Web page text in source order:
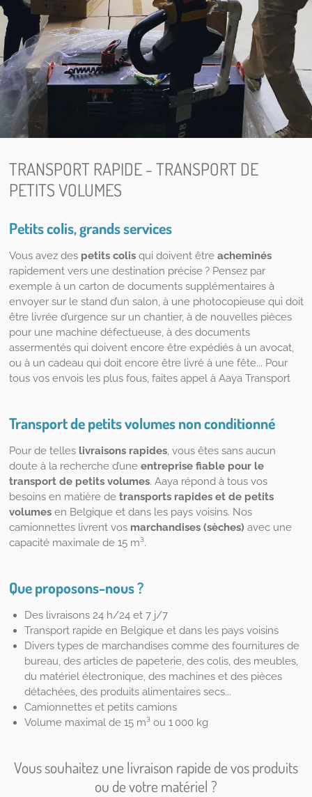
TRANSPORT RAPIDE - TRANSPORT DE
PETITS VOLUMES
Petits colis, grands services
Vous avez des petits colisqui doivent être acheminés
rapidement vers une destination précise ? Pensez par
exemple à un carton de documents supplémentaires à
envoyer sur le stand d’un salon, à une photocopieuse qui doit
être livrée d’urgence sur un chantier, à de nouvelles pièces
pour une machine défectueuse, à des documents
assermentés qui doivent encore être expédiés à un avocat,
ou à un cadeau qui doit encore être livré à une fête... Pour
tous vos envois les plus fous, faites appel à Aaya Transport
Transport de petits volumes non conditionné
Pour de telles livraisons rapides, vous êtes sans aucun
doute à la recherche d’une entreprise fiable pour le
transport de petits volumes. Aaya répond à tous vos
besoins en matière de transports rapides et de petits
volumesen Belgique et dans les pays voisins. Nos
camionnettes livrent vos marchandises (sèches) avec une
capacité maximale de 15 m³.
Que proposons-nous ?
Des livraisons 24 h/24 et 7 j/7
Transport rapide en Belgique et dans les pays voisins
Divers types de marchandises comme des fournitures de
bureau, des articles de papeterie, des colis, des meubles,
du matériel électronique, des machines et des pièces
détachées, des produits alimentaires secs...
Camionnettes et petits camions
Volume maximal de 15 m³ ou 1 000 kg
Vous souhaitez une livraison rapide de vos produits
ou de votre matériel ?